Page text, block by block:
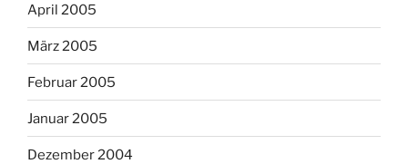
April 2005
März 2005
Februar 2005
Januar 2005
Dezember 2004